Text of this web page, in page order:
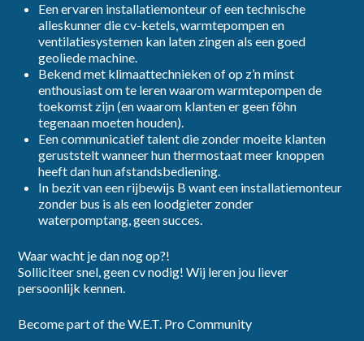
Een ervaren installatiemonteur of een technische
alleskunner die cv-ketels, warmtepompen en
ventilatiesystemen kan laten zingen als een goed
geoliede machine.
Bekend met klimaattechnieken of op z’n minst
enthousiast om te leren waarom warmtepompen de
toekomst zijn (en waarom klanten er geen föhn
tegenaan moeten houden).
Een communicatief talent die zonder moeite klanten
geruststelt wanneer hun thermostaat meer knoppen
heeft dan hun afstandsbediening.
In bezit van een rijbewijs B want een installatiemonteur
zonder bus is als een loodgieter zonder
waterpomptang, geen succes.
Waar wacht je dan nog op?!
Solliciteer snel, geen cv nodig! Wij leren jou liever
persoonlijk kennen.
Become part of the W.E.T. Pro Community